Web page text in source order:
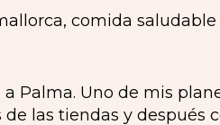
Palma. Uno de mis
las tiendas y después